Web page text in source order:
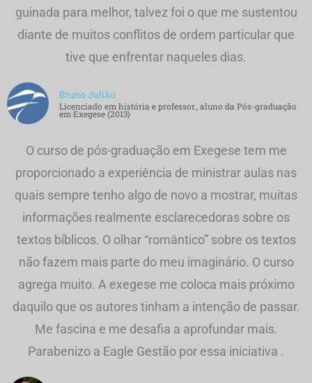
guinada para melhor, talvez foi o que me sustentou
diante de muitos conflitos de ordem particular que
tive que enfrentar naqueles dias.
Bruno Julião
Licenciado em história e professor., aluno da Pós-graduação
em Exegese (2013)
O curso de pós-graduação em Exegese tem me
proporcionado a experiência de ministrar aulas nas
quais sempre tenho algo de novo a mostrar, muitas
informações realmente esclarecedoras sobre os
textos bíblicos. O olhar “romântico” sobre os textos
não fazem mais parte do meu imaginário. O curso
agrega muito. A exegese me coloca mais próximo
daquilo que os autores tinham a intenção de passar.
Me fascina e me desafia a aprofundar mais.
Parabenizo a Eagle Gestão por essa iniciativa .